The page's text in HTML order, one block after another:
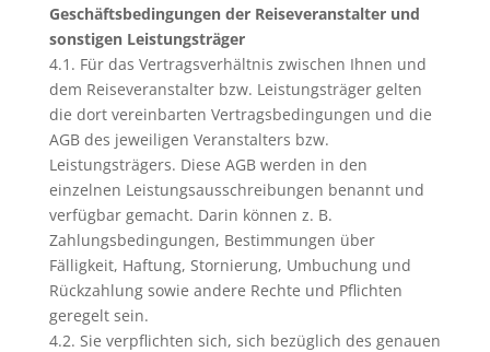
Geschäftsbedingungen der Reiseveranstalter und
sonstigen Leistungsträger
4.1. Für das Vertragsverhältnis zwischen Ihnen und
dem Reiseveranstalter bzw. Leistungsträger gelten
die dort vereinbarten Vertragsbedingungen und die
AGB des jeweiligen Veranstalters bzw.
Leistungsträgers. Diese AGB werden in den
einzelnen Leistungsausschreibungen benannt und
verfügbar gemacht. Darin können z. B.
Zahlungsbedingungen, Bestimmungen über
Fälligkeit, Haftung, Stornierung, Umbuchung und
Rückzahlung sowie andere Rechte und Pflichten
geregelt sein.
4.2. Sie verpflichten sich, sich bezüglich des genauen